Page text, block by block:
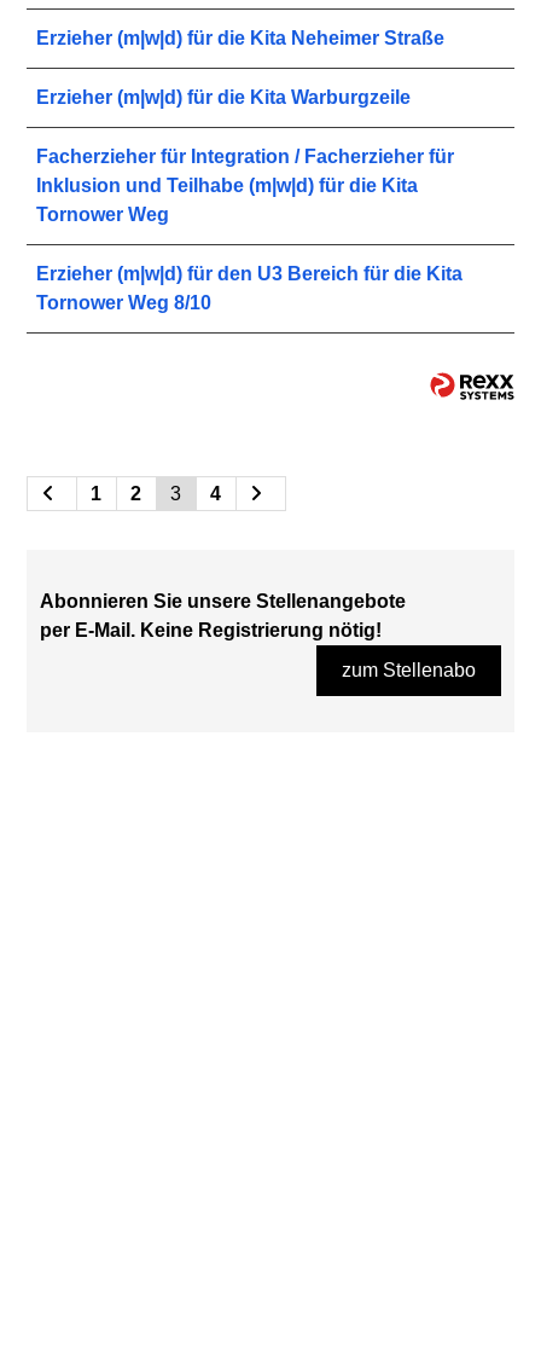
Erzieher (m|w|d) für die Kita Neheimer Straße
Erzieher (m|w|d) für die Kita Warburgzeile
Facherzieher für Integration / Facherzieher für
Inklusion und Teilhabe (m|w|d) für die Kita
Tornower Weg
Erzieher (m|w|d) für den U3 Bereich für die Kita
Tornower Weg 8/10
1 2 3 4
Abonnieren Sie unsere Stellenangebote
per E-Mail. Keine Registrierung nötig!
zum Stellenabo